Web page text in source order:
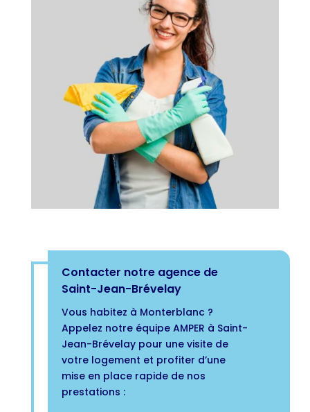
Contacter notre agence de
Saint-Jean-Brévelay
Vous habitez à Monterblanc ?
Appelez notre équipe AMPER à Saint-
Jean-Brévelay pour une visite de
votre logement et profiter d’une
mise en place rapide de nos
prestations :